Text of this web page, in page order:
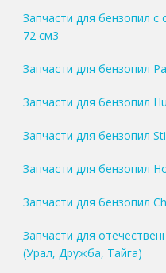
Запчасти для бензопил
72 см3
Запчасти для бензопил
Запчасти для бензопил
Запчасти для бензопил
Запчасти для бензопил
Запчасти для бензопил
Запчасти для
(Урал, Дружба, Тайга)